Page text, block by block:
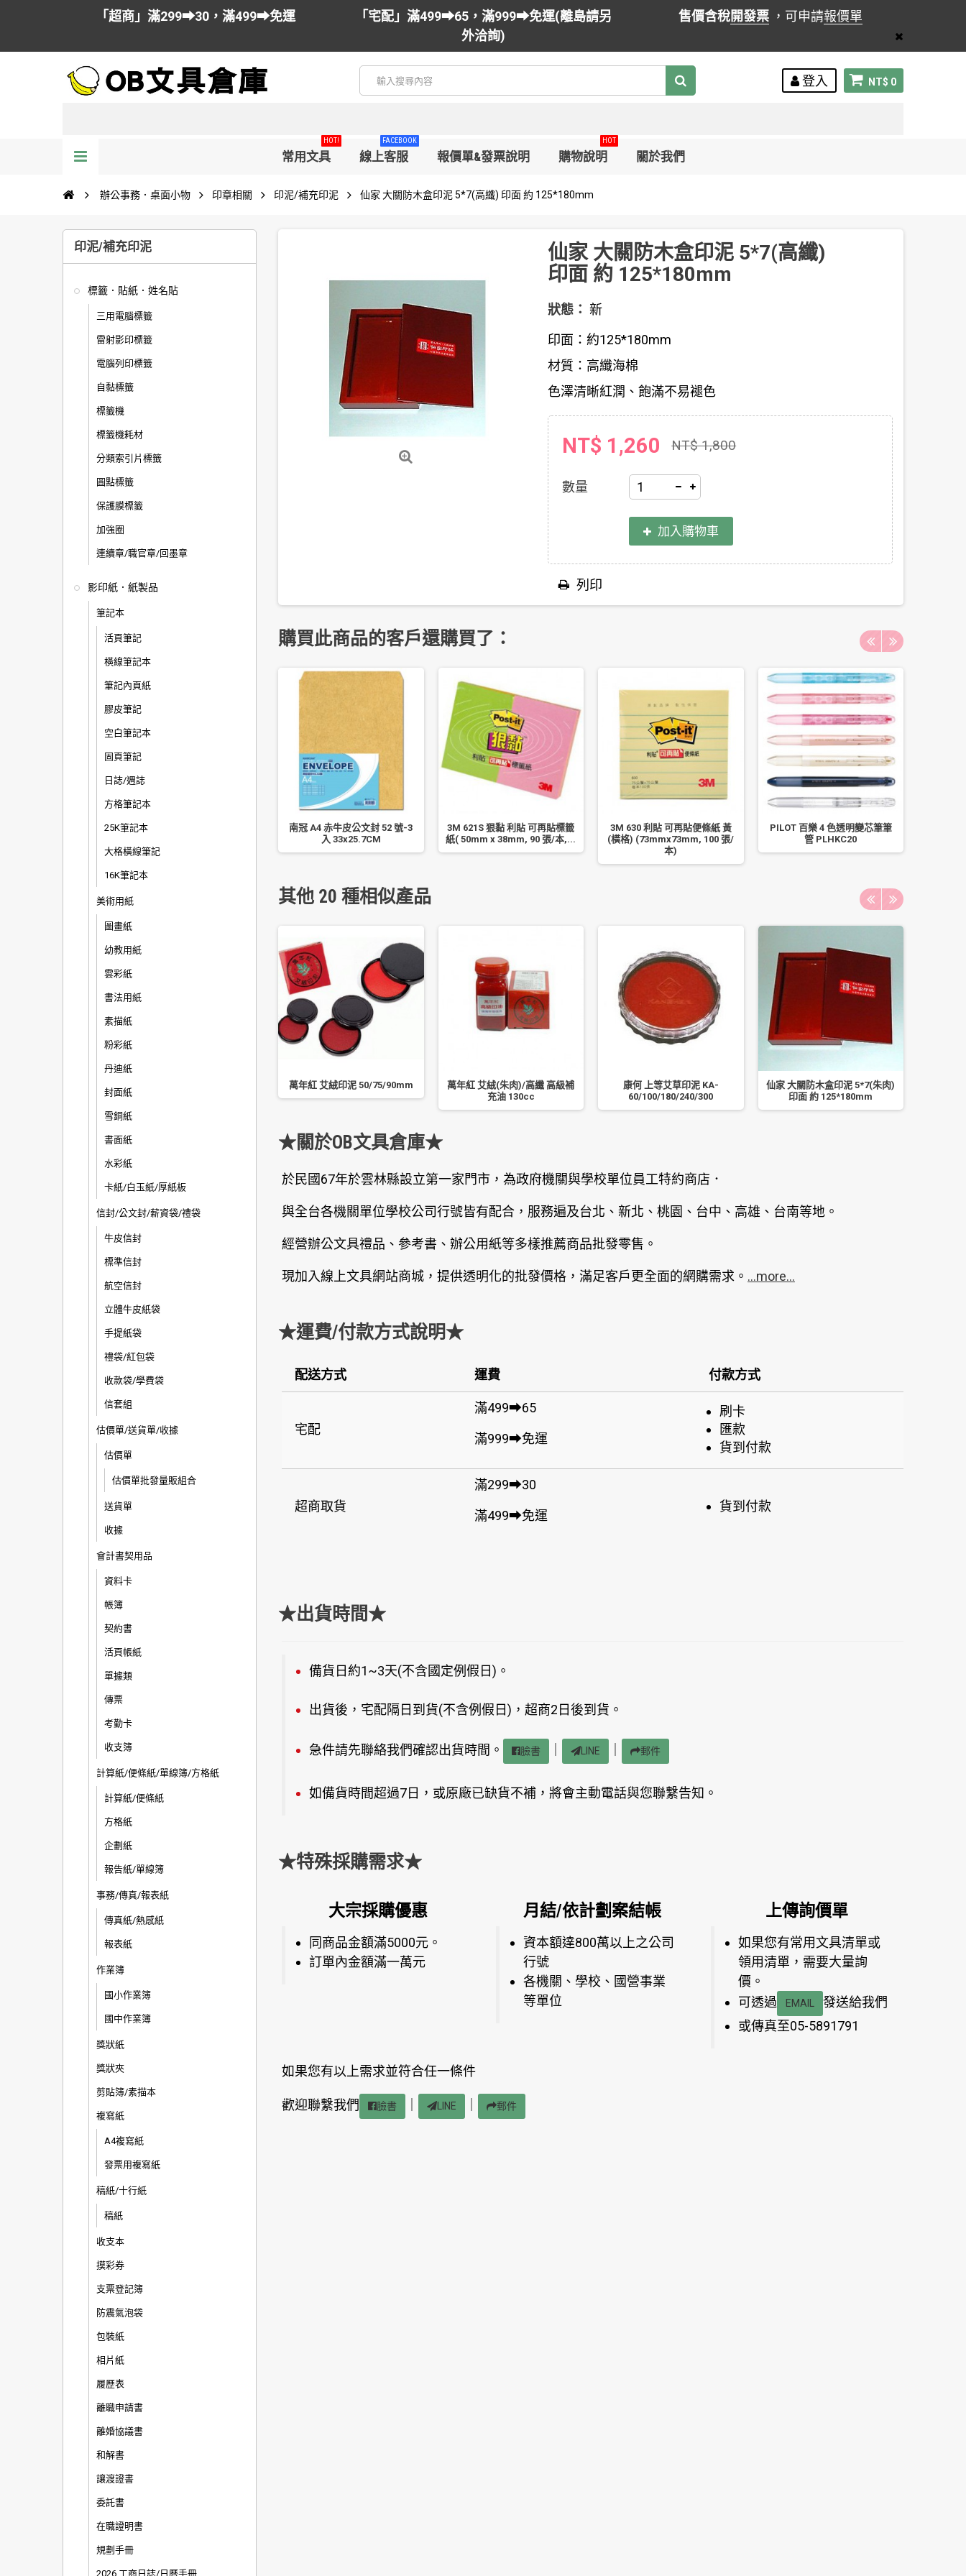
「超商」滿299➡30，滿499➡免運
「宅配」滿499➡65，滿999➡免運(離島請另
外洽詢)
售價含稅開發票 ，可申請報價單
NT$ 0
登入
常用文具
HOT!
線上客服
FACEBOOK
報價單&發票說明 購物說明
HOT
關於我們
辦公事務．桌面小物 印章相關 印泥/補充印泥 仙家 大關防木盒印泥 5*7(高纖) 印面 約 125*180mm
印泥/補充印泥
標籤．貼紙．姓名貼
三用電腦標籤
雷射影印標籤
電腦列印標籤
自黏標籤
標籤機
標籤機耗材
分類索引片標籤
圓點標籤
保護膜標籤
加強圈
連續章/職官章/回墨章
影印紙．紙製品
筆記本
活頁筆記
橫線筆記本
筆記內頁紙
膠皮筆記
空白筆記本
固頁筆記
日誌/週誌
方格筆記本
25K筆記本
大格橫線筆記
16K筆記本
美術用紙
圖畫紙
幼教用紙
雲彩紙
書法用紙
素描紙
粉彩紙
丹迪紙
封面紙
雪銅紙
書面紙
水彩紙
卡紙/白玉紙/厚紙板
信封/公文封/薪資袋/禮袋
牛皮信封
標準信封
航空信封
立體牛皮紙袋
手提紙袋
禮袋/紅包袋
收款袋/學費袋
信套組
估價單/送貨單/收據
估價單
估價單批發量販組合
送貨單
收據
會計書契用品
資料卡
帳簿
契約書
活頁帳紙
單據類
傳票
考勤卡
收支簿
計算紙/便條紙/單線簿/方格紙
計算紙/便條紙
方格紙
企劃紙
報告紙/單線簿
事務/傳真/報表紙
傳真紙/熱感紙
報表紙
作業簿
國小作業簿
國中作業簿
獎狀紙
獎狀夾
剪貼簿/素描本
複寫紙
A4複寫紙
發票用複寫紙
稿紙/十行紙
稿紙
收支本
摸彩券
支票登記簿
防震氣泡袋
包裝紙
相片紙
履歷表
離職申請書
離婚協議書
和解書
讓渡證書
委託書
在職證明書
規劃手冊
2026 工商日誌/日曆手冊
仙家 大關防木盒印泥 5*7(高纖)
印面 約 125*180mm
狀態： 新
印面：約125*180mm
材質： 高纖海棉
色澤清晰紅潤、飽滿不易褪色
NT$ 1,260 NT$ 1,800
數量
加入購物車
列印
購買此商品的客戶還購買了：
珠友 A4/13K Leader 膠皮筆記
南冠 A4 赤牛皮公文封 52 號-3
入 33x25.7CM
3M 621S 狠黏 利貼 可再貼標籤
紙( 50mm x 38mm, 90 張/本,...
3M 630 利貼 可再貼便條紙 黃
(橫格) (73mmx73mm, 100 張/
本)
PILOT 百樂 4 色透明變芯筆筆
管 PLHKC20
其他 20 種相似產品
萬年紅 艾絨印泥 50/75/90mm
萬年紅 艾絨(朱肉)/高纖 高級補
充油 130cc
康何 上等艾草印泥 KA-
60/100/180/240/300
仙家 大關防木盒印泥 5*7(朱肉)
印面 約 125*180mm
★關於OB文具倉庫★
於民國67年於雲林縣設立第一家門市，為政府機關與學校單位員工特約商店．
與全台各機關單位學校公司行號皆有配合，服務遍及台北、新北、桃園、台中、高雄、台南等地。
經營辦公文具禮品、參考書、辦公用紙等多樣推薦商品批發零售。
現加入線上文具網站商城，提供透明化的批發價格，滿足客戶更全面的網購需求。 ...more...
★運費/付款方式說明★
配送方式 運費 付款方式
宅配
滿499➡65
滿999➡免運
刷卡
匯款
貨到付款
超商取貨
滿299➡30
滿499➡免運
貨到付款
★出貨時間★
備貨日約1~3天(不含國定例假日)。
出貨後，宅配隔日到貨(不含例假日)，超商2日後到貨。
急件請先聯絡我們確認出貨時間。 臉書 LINE 郵件
如備貨時間超過7日，或原廠已缺貨不補，將會主動電話與您聯繫告知。
★特殊採購需求★
大宗採購優惠
同商品金額滿5000元。
訂單內金額滿一萬元
月結/依計劃案結帳
資本額達800萬以上之公司
行號
各機關、學校、國營事業
等單位
上傳詢價單
如果您有常用文具清單或
領用清單，需要大量詢
價。
可透過
EMAIL
發送給我們
或傳真至05-5891791
如果您有以上需求並符合任一條件
歡迎聯繫我們 臉書 LINE 郵件